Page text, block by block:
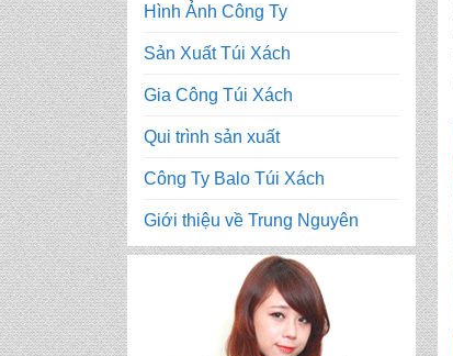
Hình Ảnh Công Ty
Sản Xuất Túi Xách
Gia Công Túi Xách
Qui trình sản xuất
Công Ty Balo Túi Xách
Giới thiệu về Trung Nguyên